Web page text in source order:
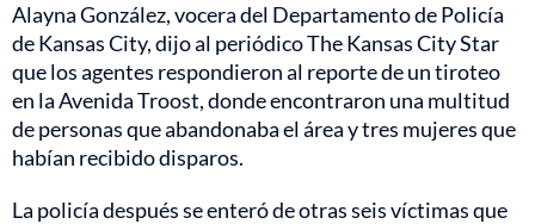
Alayna González, vocera del Departamento de Policía
de Kansas City, dijo al periódico The Kansas City Star
que los agentes respondieron al reporte de un tiroteo
en la Avenida Troost, donde encontraron una multitud
de personas que abandonaba el área y tres mujeres que
habían recibido disparos.
La policía después se enteró de otras seis víctimas que